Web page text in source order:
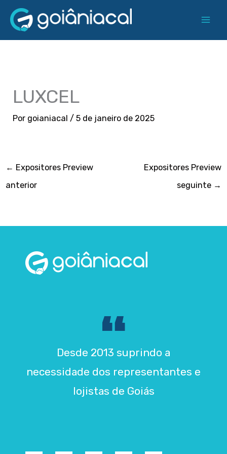
para
LUXCEL
Por goianiacal/5 de janeiro de 2025
← Expositores Preview
anterior
Expositores Preview
seguinte →
Desde 2013 suprindo a
necessidade dos representantes e
lojistas de Goiás